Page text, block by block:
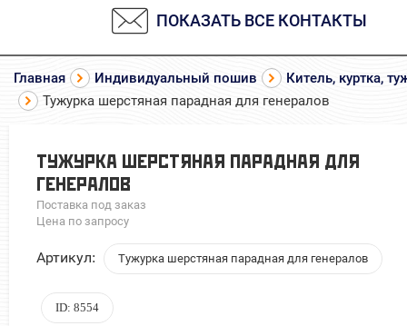
ПОКАЗАТЬ ВСЕ КОНТАКТЫ
Главная Индивидуальный пошив Китель, куртка,
Тужурка шерстяная парадная для генералов
ТУЖУРКА ШЕРСТЯНАЯ ПАРАДНАЯ ДЛЯ
ГЕНЕРАЛОВ
Поставка под заказ
Цена по запросу
Артикул: Тужурка шерстяная парадная для генералов
ID: 8554